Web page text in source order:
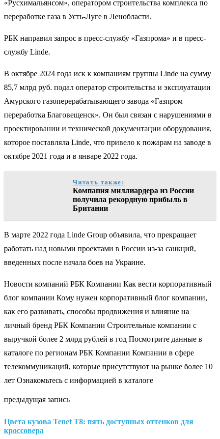
«Русхимальянсом», оператором строительства комплекса по
переработке газа в Усть-Луге в Ленобласти.
РБК направил запрос в пресс-службу «Газпрома» и в пресс-
службу Linde.
В октябре 2024 года иск к компаниям группы Linde на сумму
85,7 млрд руб. подал оператор строительства и эксплуатации
Амурского газоперерабатывающего завода «Газпром
переработка Благовещенск». Он был связан с нарушениями в
проектировании и технической документации оборудования,
которое поставляла Linde, что привело к пожарам на заводе в
октябре 2021 года и в январе 2022 года.
Читать также:
Компания миллиардера из России
получила рекордную прибыль в
Британии
В марте 2022 года Linde Group объявила, что прекращает
работать над новыми проектами в России из-за санкций,
введенных после начала боев на Украине.
Новости компаний РБК Компании Как вести корпоративный
блог компании Кому нужен корпоративный блог компании,
как его развивать, способы продвижения и влияние на
личный бренд РБК Компании Строительные компании с
выручкой более 2 млрд рублей в год Посмотрите данные в
каталоге по регионам РБК Компании Компании в сфере
телекоммуникаций, которые присутствуют на рынке более 10
лет Ознакомьтесь с информацией в каталоге
предыдущая запись
Цвета кузова Tenet T8: пять доступных оттенков для
кроссовера